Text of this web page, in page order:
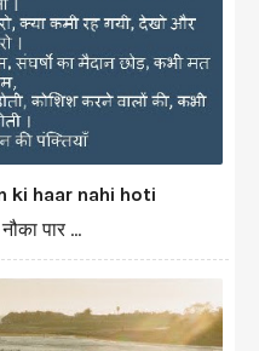
ki haar nahi hoti
पार ...